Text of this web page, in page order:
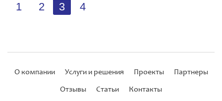
1 2 3 4
О компании Услуги и решения Проекты Партнеры
Отзывы Статьи Контакты